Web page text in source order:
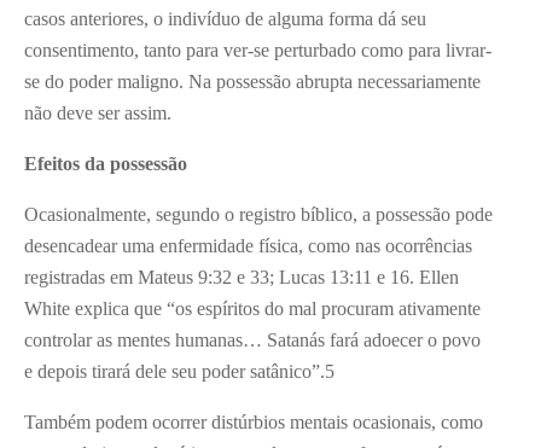
casos anteriores, o indivíduo de alguma forma dá seu
consentimento, tanto para ver-se perturbado como para livrar-
se do poder maligno. Na possessão abrupta necessariamente
não deve ser assim.
Efeitos da possessão
Ocasionalmente, segundo o registro bíblico, a possessão pode
desencadear uma enfermidade física, como nas ocorrências
registradas em Mateus 9:32 e 33; Lucas 13:11 e 16. Ellen
White explica que “os espíritos do mal procuram ativamente
controlar as mentes humanas… Satanás fará adoecer o povo
e depois tirará dele seu poder satânico”.5
Também podem ocorrer distúrbios mentais ocasionais, como